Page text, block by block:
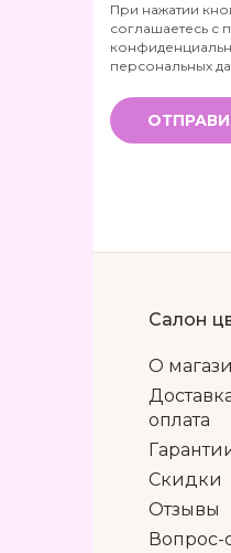
Телефон
*
При нажатии
соглашаетесь с
персональных
Салон
О
оплата
Скидки
Отзывы
Вопрос-